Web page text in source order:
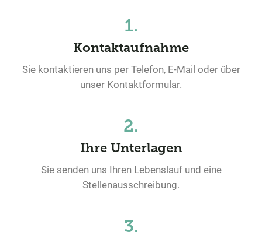
1.
Kontaktaufnahme
Sie kontaktieren uns per Telefon, E-Mail oder über
unser Kontaktformular.
2.
Ihre Unterlagen
Sie senden uns Ihren Lebenslauf und eine
Stellenausschreibung.
3.